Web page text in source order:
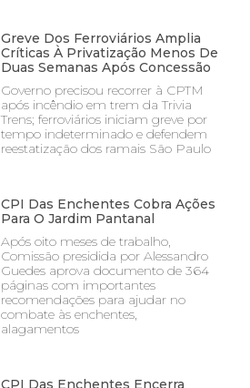
Greve Dos Ferroviários Amplia
Críticas À Privatização Menos De
Duas Semanas Após Concessão
Governo precisou recorrer à CPTM
após incêndio em trem da Trivia
Trens; ferroviários iniciam greve por
tempo indeterminado e defendem
reestatização dos ramais São Paulo
CPI Das Enchentes Cobra Ações
Para O Jardim Pantanal
Após oito meses de trabalho,
Comissão presidida por Alessandro
Guedes aprova documento de 364
páginas com importantes
recomendações para ajudar no
combate às enchentes,
alagamentos
CPI Das Enchentes Encerra